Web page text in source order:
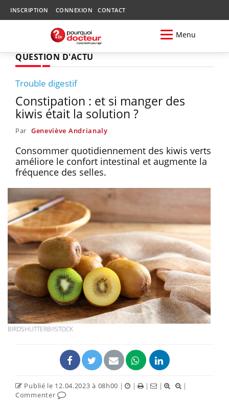
INSCRIPTION CONNEXION CONTACT
Menu
QUESTION D'ACTU
Trouble digestif
Constipation : et si manger des
kiwis était la solution ?
Par Geneviève Andrianaly
Consommer quotidiennement des kiwis verts
améliore le confort intestinal et augmente la
fréquence des selles.
BIRDSHUTTERB/ISTOCK
Publié le 12.04.2023 à 08h00 | | | |
|
Commenter